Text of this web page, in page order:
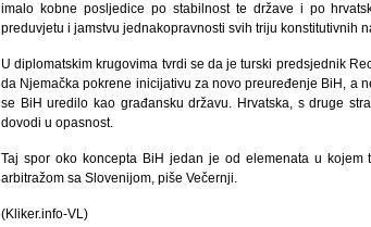
imalo kobne posljedice po stabilnost te države i po
preduvjetu i jamstvu jednakopravnosti svih triju konstitutivnih
U diplomatskim krugovima tvrdi se da je turski predsjednik
da Njemačka pokrene inicijativu za novo preuređenje BiH, a
se BiH uredilo kao građansku državu. Hrvatska, s druge
dovodi u opasnost.
Taj spor oko koncepta BiH jedan je od elemenata u
arbitražom sa Slovenijom, piše Večernji.
(Kliker.info-VL)